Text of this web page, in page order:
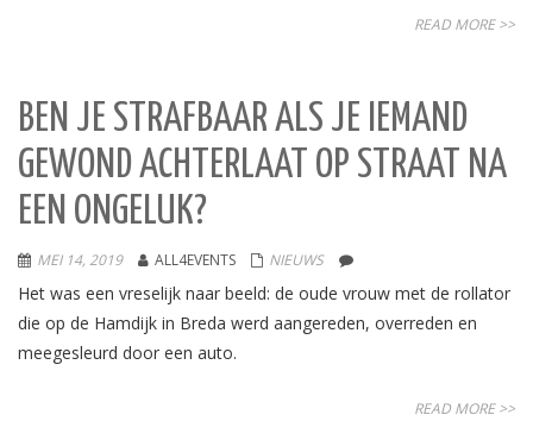
READ MORE >>
BEN JE STRAFBAAR ALS JE IEMAND
GEWOND ACHTERLAAT OP STRAAT NA
EEN ONGELUK?
MEI 14, 2019 ALL4EVENTS NIEUWS
Het was een vreselijk naar beeld: de oude vrouw met de rollator
die op de Hamdijk in Breda werd aangereden, overreden en
meegesleurd door een auto.
READ MORE >>